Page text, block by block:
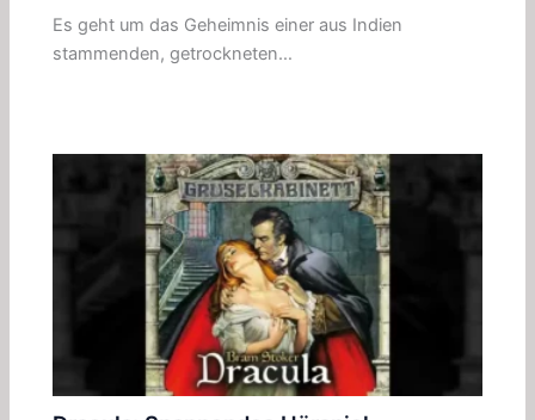
Es geht um das Geheimnis einer aus Indien
stammenden, getrockneten…